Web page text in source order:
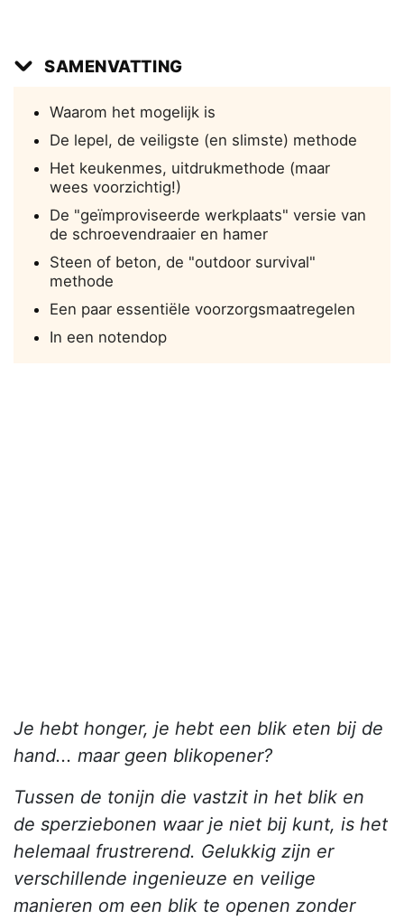
SAMENVATTING
Waarom het mogelijk is
De lepel, de veiligste (en slimste) methode
Het keukenmes, uitdrukmethode (maar
wees voorzichtig!)
De "geïmproviseerde werkplaats" versie van
de schroevendraaier en hamer
Steen of beton, de "outdoor survival"
methode
Een paar essentiële voorzorgsmaatregelen
In een notendop
Je hebt honger, je hebt een blik eten bij de
hand... maar geen blikopener?
Tussen de tonijn die vastzit in het blik en
de sperziebonen waar je niet bij kunt, is het
helemaal frustrerend. Gelukkig zijn er
verschillende ingenieuze en veilige
manieren om een blik te openen zonder